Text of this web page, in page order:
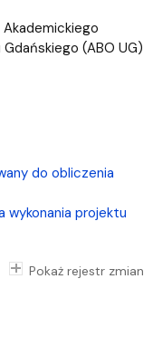
(ABO UG)
do obliczenia
wykonania projektu
Pokaż rejestr zmian